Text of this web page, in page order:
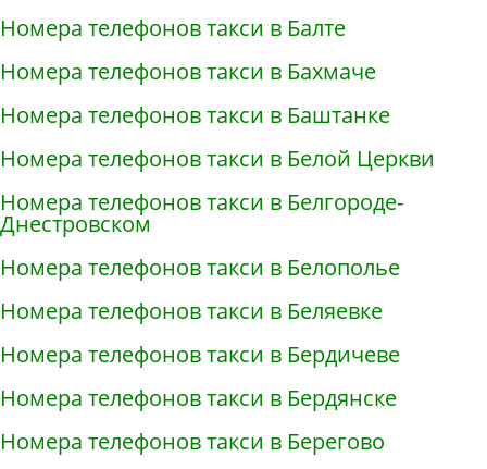
Номера телефонов такси в Балте
Номера телефонов такси в Бахмаче
Номера телефонов такси в Баштанке
Номера телефонов такси в Белой Церкви
Номера телефонов такси в Белгороде-
Днестровском
Номера телефонов такси в Белополье
Номера телефонов такси в Беляевке
Номера телефонов такси в Бердичеве
Номера телефонов такси в Бердянске
Номера телефонов такси в Берегово